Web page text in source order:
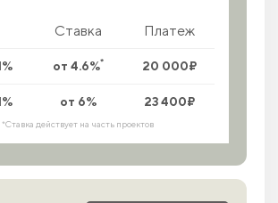
Ставка Платеж
от 4.6%* 20 000₽
от 6% 23 400₽
*Ставка действует на часть проектов